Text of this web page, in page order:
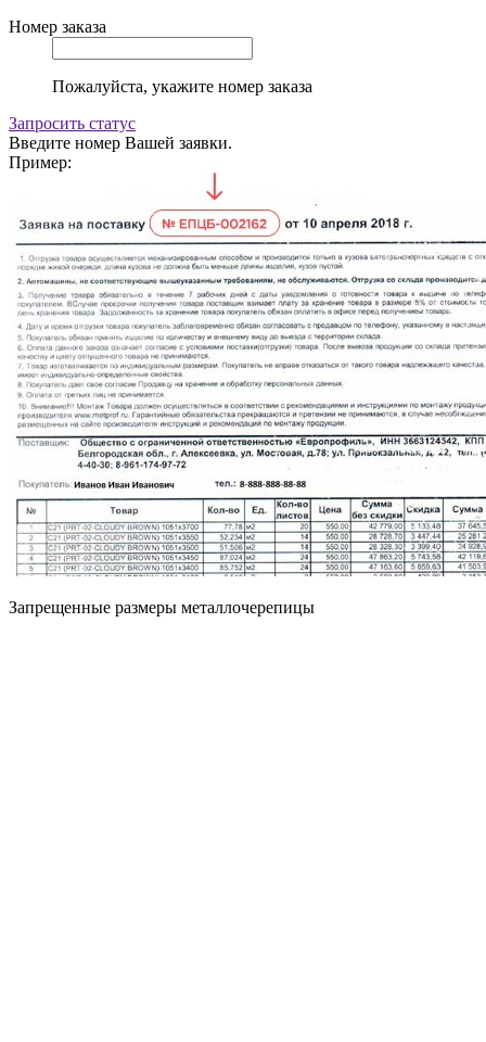
Номер заказа
Пожалуйста, укажите номер заказа
Запросить статус
Введите номер Вашей заявки.
Пример:
Запрещенные размеры металлочерепицы